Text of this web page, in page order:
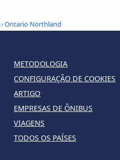
› Ontario Northland
METODOLOGIA
CONFIGURAÇÃO DE COOKIES
ARTIGO
EMPRESAS DE ÔNIBUS
VIAGENS
TODOS OS PAÍSES